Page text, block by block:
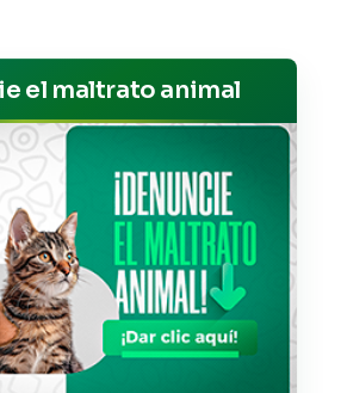
el maltrato animal